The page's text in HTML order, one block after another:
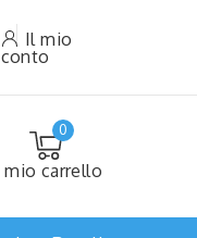
Il mio
conto
0
mio carrello